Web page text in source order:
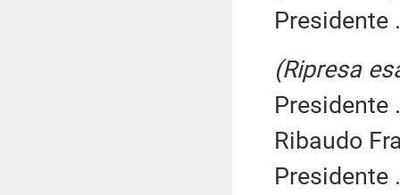
Presidente
(Ripresa
Presidente
Ribaudo
Presidente